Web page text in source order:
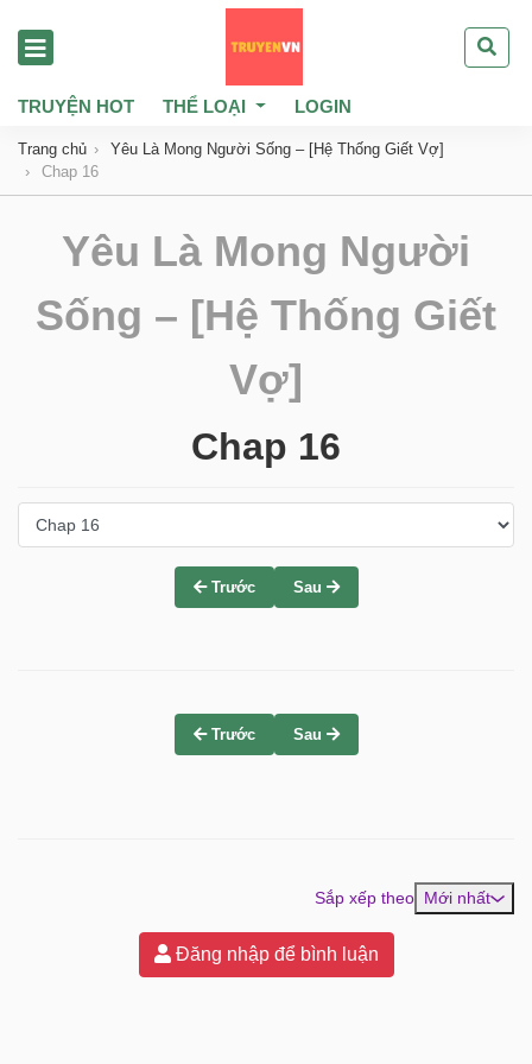
TRUYỆN HOT THỂ LOẠI LOGIN
Trang chủ
Yêu Là Mong Người Sống – [Hệ Thống Giết Vợ]
Chap 16
Yêu Là Mong Người
Sống – [Hệ Thống Giết
Vợ]
Chap 16
Trước Sau
Trước Sau
Sắp xếp theo Mới nhất
Đăng nhập để bình luận